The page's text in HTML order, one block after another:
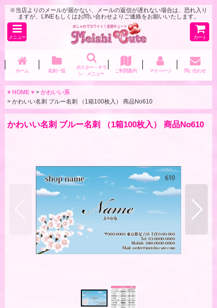
※当店よりのメールが届かない、メールの返信が遅れない場合は、恐れ入り
ますが、LINEもしくはお問い合わせよりご連絡をお願いいたします。
メニュー カート
ホーム 名刺一覧
ポスター・チラ
シ・メニュー
ご利用案内 マイページ 問い合わせ
♥ HOME ♥ > かわいい系
> かわいい名刺 ブルー名刺 （1箱100枚入） 商品No610
かわいい名刺 ブルー名刺 （1箱100枚入） 商品No610